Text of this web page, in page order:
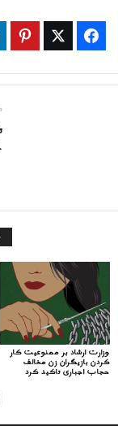
Facebook
Twitter
وزارت ارشاد بر ممنوعیت کار
کردن بازیگران زن مخالف
حجاب اجباری تاکید کرد